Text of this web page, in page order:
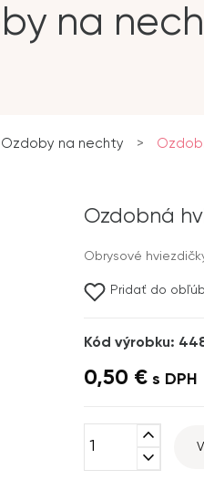
na
Ozdoby na nechty >
Ozdobná
Obrysové
Pridať do
Kód výrobku:
0,50 € s DPH
expand_less
expand_more